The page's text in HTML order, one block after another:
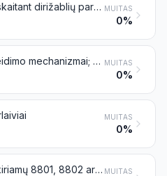
Parašiutai (įskaitant dirižablių parašiutus ir parašiutus-skraidykles) ir rotošiutai; jų dalys ir reikmenys MUITAS
0%
Orlaivių paleidimo mechanizmai; ant laivo denio nusileidžiančių lėktuvų stabdymo ir kiti panašūs įrenginiai; lakūnų treniruokliai; išvardytųjų įrenginių dalys MUITAS
0%
MUITAS
0%
Prekių, priskiriamų 8801, 8802 arba 8806 pozicijai, dalys MUITAS